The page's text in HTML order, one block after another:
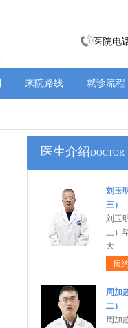
医院电
来院路线 就诊流程
医生介绍DOCTOR
刘玉
三）
刘玉
三）
大
预
周加
二）
周加